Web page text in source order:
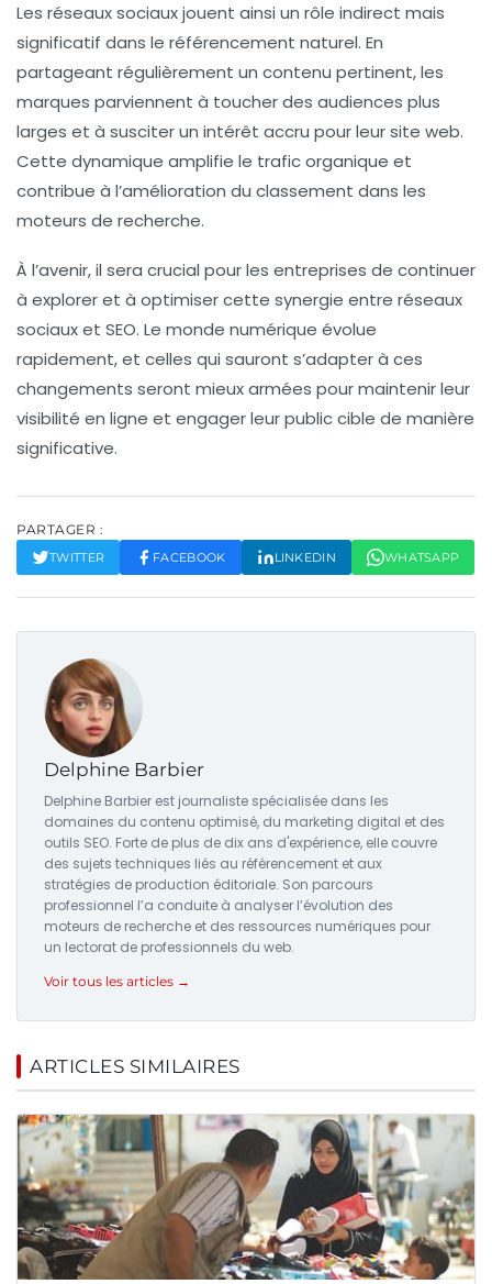
Les réseaux sociauxjouent ainsi un rôle indirect mais
significatif dans le référencement naturel. En
partageant régulièrement un contenu pertinent, les
marques parviennent à toucher des audiences plus
larges et à susciter un intérêt accru pour leur site web.
Cette dynamique amplifie le trafic organique et
contribue à l’amélioration du classement dans les
moteurs de recherche.
À l’avenir, il sera crucial pour les entreprises de continuer
à explorer et à optimiser cette synergie entre réseaux
sociauxet SEO. Le monde numérique évolue
rapidement, et celles qui sauront s’adapter à ces
changements seront mieux armées pour maintenir leur
visibilité en ligne et engager leur public cible de manière
significative.
PARTAGER :
TWITTER FACEBOOK LINKEDIN WHATSAPP
Delphine Barbier
Delphine Barbier est journaliste spécialisée dans les
domaines du contenu optimisé, du marketing digital et des
outils SEO. Forte de plus de dix ans d'expérience, elle couvre
des sujets techniques liés au référencement et aux
stratégies de production éditoriale. Son parcours
professionnel l’a conduite à analyser l’évolution des
moteurs de recherche et des ressources numériques pour
un lectorat de professionnels du web.
Voir tous les articles →
ARTICLES SIMILAIRES